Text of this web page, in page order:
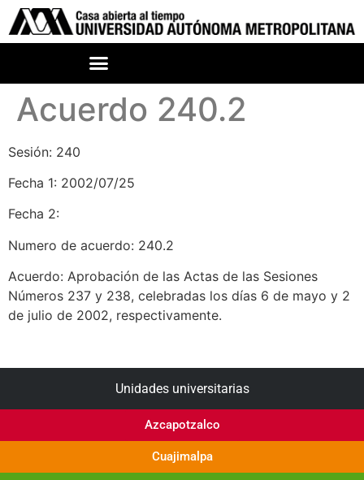
Acuerdo 240.2
Sesión: 240
Fecha 1: 2002/07/25
Fecha 2:
Numero de acuerdo: 240.2
Acuerdo: Aprobación de las Actas de las Sesiones
Números 237 y 238, celebradas los días 6 de mayo y 2
de julio de 2002, respectivamente.
Unidades universitarias
Azcapotzalco
Cuajimalpa